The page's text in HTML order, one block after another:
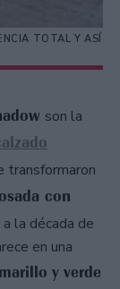
TOTAL Y ASÍ
son la
transformaron
con
la década de
en una
y verde